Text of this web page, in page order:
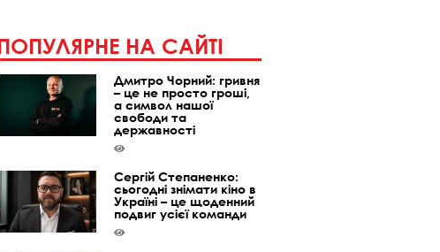
НА САЙТІ
Дмитро Чорний: гривня
– це не просто гроші,
а символ нашої
свободи та
державності
Сергій Степаненко:
сьогодні знімати кіно в
Україні – це щоденний
подвиг усієї команди